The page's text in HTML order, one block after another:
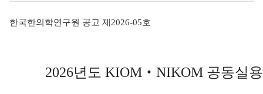
한국한의학연구원 공고 제 2026-05호
2026년도 KIOM ‧ NIKOM 공동실